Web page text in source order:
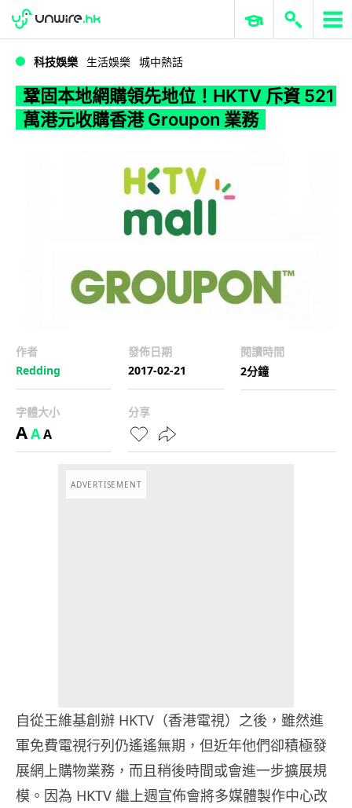
WWDC 2026 ERP 與商業 AI
科技娛樂 生活娛樂 城中熱話
鞏固本地網購領先地位！HKTV 斥資 521
萬港元收購香港 Groupon 業務
作者
Redding
發佈日期
2017-02-21
閱讀時間
2分鐘
字體大小
AAA
分享
ADVERTISEMENT
自從王維基創辦 HKTV（香港電視）之後，雖然進
軍免費電視行列仍遙遙無期，但近年他們卻積極發
展網上購物業務，而且稍後時間或會進一步擴展規
模。因為 HKTV 繼上週宣佈會將多媒體製作中心改